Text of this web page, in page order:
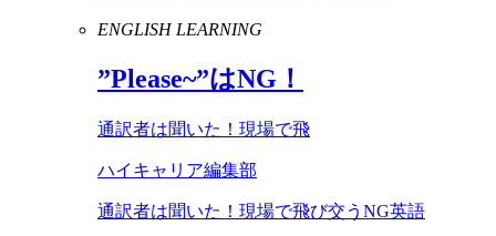
ENGLISH LEARNING
”Please~”はNG ！
通訳者は聞いた！現場で飛
ハイキャリア編集部
通訳者は聞いた！現場で飛び交うNG英語